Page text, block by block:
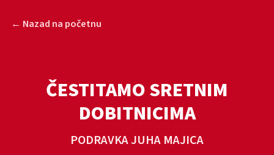
← Nazad na početnu
ČESTITAMO SRETNIM
DOBITNICIMA
PODRAVKA JUHA MAJICA